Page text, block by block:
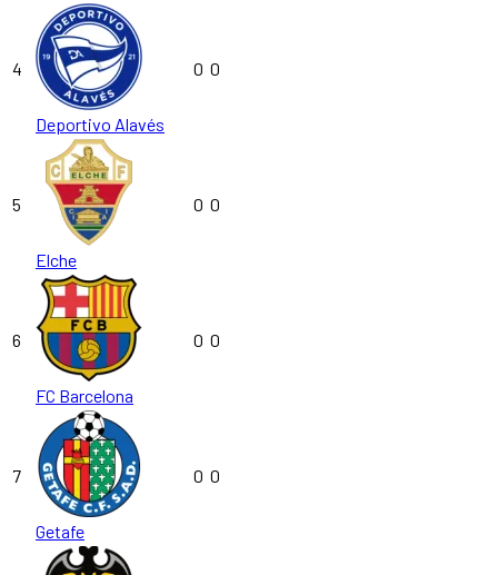
4
Deportivo Alavés
0 0
5
Elche
0 0
6
FC Barcelona
0 0
7
Getafe
0 0